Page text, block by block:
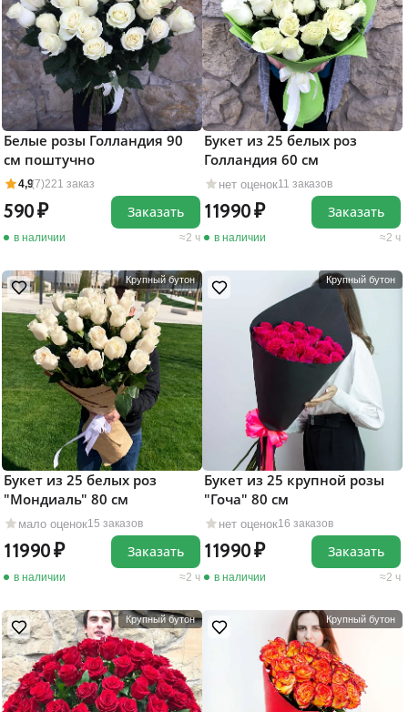
4,9(7)221 заказ
Белые розы Голландия 90
см поштучно
590
в наличии 2 ч
Заказать
нет оценок11 заказов
Букет из 25 белых роз
Голландия 60 см
11990
в наличии 2 ч
Заказать
Крупный бутон
мало оценок15 заказов
Букет из 25 белых роз
"Мондиаль" 80 см
11990
в наличии 2 ч
Заказать
Крупный бутон
нет оценок16 заказов
Букет из 25 крупной розы
"Гоча" 80 см
11990
в наличии 2 ч
Заказать
Крупный бутон Крупный бутон